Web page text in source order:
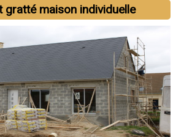
gratté maison individuelle